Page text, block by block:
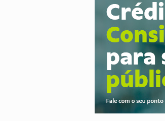
PF ESTÁ APURANDO:
NO CENTRO: Colisão
ELEIÇÕES 2026:
Motocicletas
BATALHA DO JK:
NA BR-364: